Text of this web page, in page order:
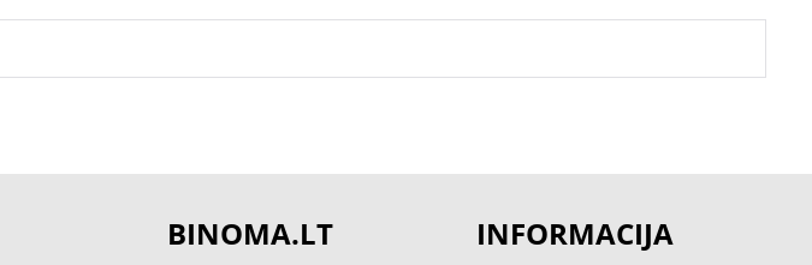
BINOMA.LT INFORMACIJA